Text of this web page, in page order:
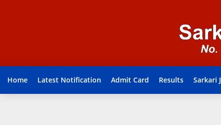
Home Latest Notification Admit Card Results Sarkari